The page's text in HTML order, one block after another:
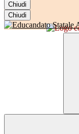
Chiudi
Chiudi